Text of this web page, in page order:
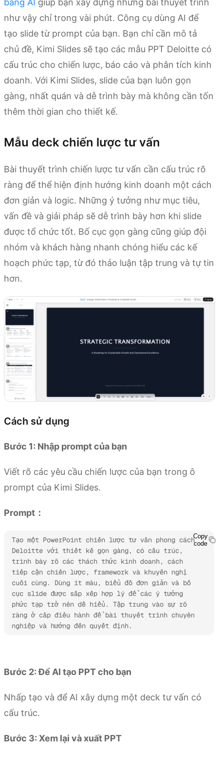
bằng AI giúp bạn xây dựng những bài thuyết trình
như vậy chỉ trong vài phút. Công cụ dùng AI để
tạo slide từ prompt của bạn. Bạn chỉ cần mô tả
chủ đề, Kimi Slides sẽ tạo các mẫu PPT Deloitte có
cấu trúc cho chiến lược, báo cáo và phân tích kinh
doanh. Với Kimi Slides, slide của bạn luôn gọn
gàng, nhất quán và dễ trình bày mà không cần tốn
thêm thời gian cho thiết kế.
Mẫu deck chiến lược tư vấn
Bài thuyết trình chiến lược tư vấn cần cấu trúc rõ
ràng để thể hiện định hướng kinh doanh một cách
đơn giản và logic. Những ý tưởng như mục tiêu,
vấn đề và giải pháp sẽ dễ trình bày hơn khi slide
được tổ chức tốt. Bố cục gọn gàng cũng giúp đội
nhóm và khách hàng nhanh chóng hiểu các kế
hoạch phức tạp, từ đó thảo luận tập trung và tự tin
hơn.
Cách sử dụng
Bước 1: Nhập prompt của bạn
Viết rõ các yêu cầu chiến lược của bạn trong ô
prompt của Kimi Slides.
Prompt：
Tạo một PowerPoint chiến lược tư vấn phong cách
Deloitte với thiết kế gọn gàng, có cấu trúc,
trình bày rõ các thách thức kinh doanh, cách
tiếp cận chiến lược, framework và khuyến nghị
cuối cùng. Dùng ít màu, biểu đồ đơn giản và bố
cục slide được sắp xếp hợp lý để các ý tưởng
phức tạp trở nên dễ hiểu. Tập trung vào sự rõ
ràng ở cấp điều hành để bài thuyết trình chuyên
nghiệp và hướng đến quyết định.
Copy
code
Bước 2: Để AI tạo PPT cho bạn
Nhấp tạo và để AI xây dựng một deck tư vấn có
cấu trúc.
Bước 3: Xem lại và xuất PPT